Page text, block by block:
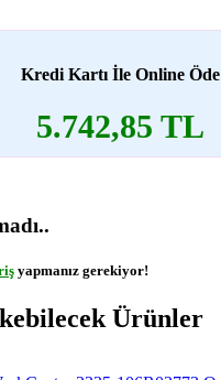
Kredi Kartı İle Online Öde
5.742,85 TL
yapmanız gerekiyor!
Ürünler